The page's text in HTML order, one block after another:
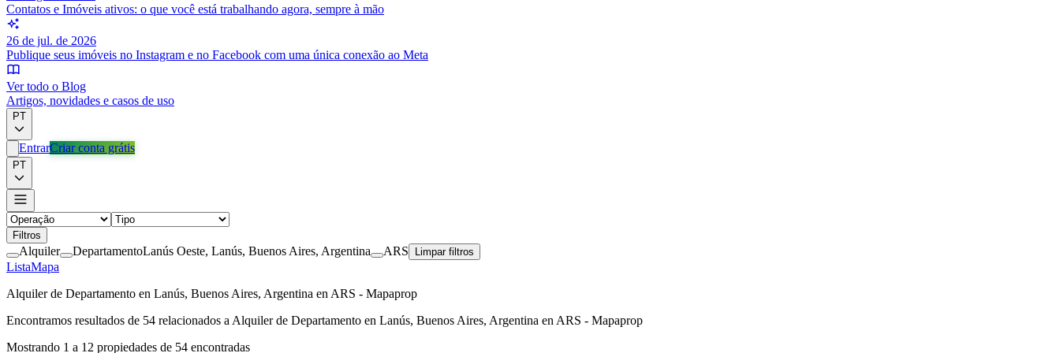
Contatos e Imóveis ativos: o que você está trabalhando agora, sempre à mão
26 de jul. de 2026
Publique seus imóveis no Instagram e no Facebook com uma única conexão ao Meta
Ver todo o Blog
Artigos, novidades e casos de uso
PT
EntrarCriar conta grátis
PT
Filtros
Alquiler DepartamentoLanús Oeste, Lanús, Buenos Aires, Argentina ARS Limpar filtros
ListaMapa
Alquiler de Departamento en Lanús, Buenos Aires, Argentina en ARS - Mapaprop
Encontramos resultados de 54 relacionados a Alquiler de Departamento en Lanús, Buenos Aires, Argentina en ARS - Mapaprop
Mostrando 1 a 12 propiedades de 54 encontradas